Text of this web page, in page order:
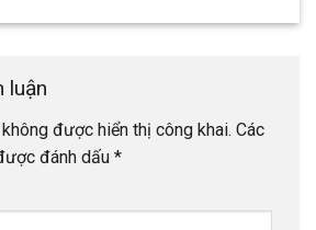
luận
được hiển thị công khai. Các
đánh dấu *